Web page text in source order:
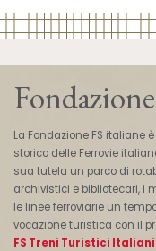
La Fondazione FS italiane
storico delle Ferrovie
sua tutela un parco di
archivistici e bibliotecari, i
le linee ferroviarie un
vocazione turistica con il
FS Treni Turistici Italiani